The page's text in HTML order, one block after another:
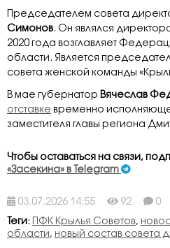
Председателем совета
Симонов. Он являлся
2020 года возглавляет
области. Является
совета женской команды
В мае губернатор Вячеслав
отставке временно
заместителя главы региона
Чтобы оставаться на связи,
«Засекина» в Telegram
03.07.2026 14:55 92 0
Теги: ПФК Крылья Советов,
области, новый состав совета